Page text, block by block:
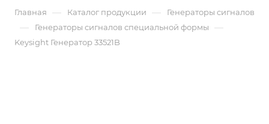
Главная — Каталог продукции — Генераторы сигналов
— Генераторы сигналов специальной формы —
Keysight Генератор 33521B